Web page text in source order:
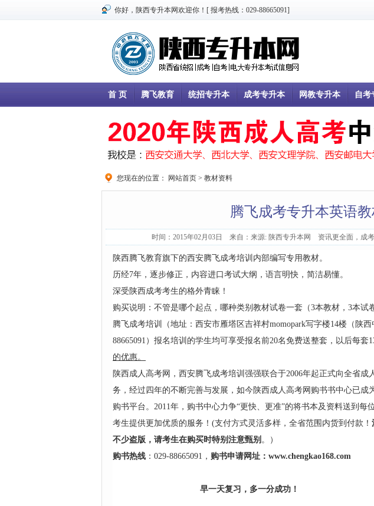
你好，陕西专升本网欢迎你！[ 报考热线：029-88665091]
首 页 腾飞教育 统招专升本 成考专升本 网教专升本 自考
您现在的位置： 网站首页 > 教材资料
腾飞成考专升本英语
时间：2015年02月03日 来自：来源: 陕西专升本网 资讯更全面，成
陕西腾飞教育旗下的西安腾飞成考培训内部编写专用教材。
历经7年，逐步修正，内容进口考试大纲，语言明快，简洁易懂。
深受陕西成考考生的格外青睐！
购买说明：不管是哪个起点，哪种类别教材试卷一套（3本教材，3本试
腾飞成考培训（地址：西安市雁塔区吉祥村momopark写字楼14楼（陕
88665091）报名培训的学生均可享受报名前20名免费送整套，以后每套
的优惠。
陕西成人高考网，西安腾飞成考培训强强联合于2006年起正式向全省成
务，经过四年的不断完善与发展，如今陕西成人高考网购书书中心已成
购书平台。2011年，购书中心力争“更快、更准”的将书本及资料送到每
考生提供更加优质的服务！(支付方式灵活多样，全省范围内货到付款！
不少盗版，请考生在购买时特别注意甄别 。）
购书热线 ： 029-88665091， 购书申请网址： www.chengkao168.com
早一天复习，多一分成功！